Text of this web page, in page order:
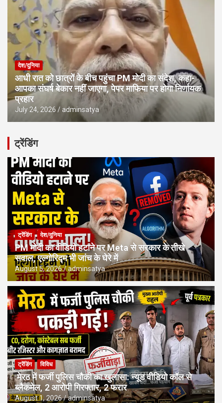
देश/दुनिया
आधी रात को छात्रों के बीच पहुंचा PM मोदी का संदेश, कहा-
आपका संघर्ष बेकार नहीं जाएगा, पेपर माफिया पर होगा निर्णायक
प्रहार
July 24, 2026 adminsatya
ट्रेंडिंग
ट्रेंडिंग देश/दुनिया
PM मोदी का वीडियो हटाने पर Meta से सरकार के तीखे
सवाल, एल्गोरिद्म भी जांच के घेरे में
August 5, 2026 adminsatya
ट्रेंडिंग विविध
मेरठ में फर्जी पुलिस चौकी का खुलासा: न्यूड वीडियो कॉल से
ब्लैकमेल, 2 आरोपी गिरफ्तार, 2 फरार
August 1, 2026 adminsatya